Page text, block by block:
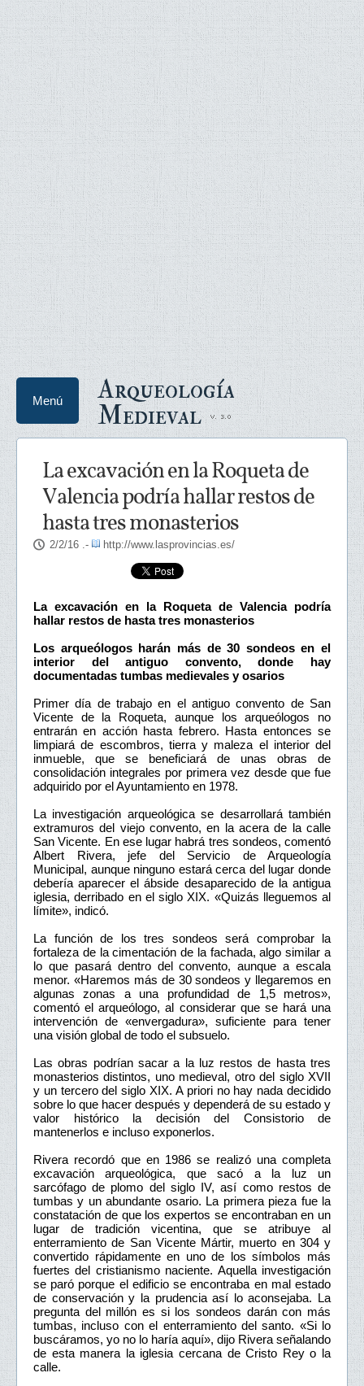
Arqueología
Medieval
Menú
La excavación en la Roqueta de
Valencia podría hallar restos de
hasta tres monasterios
2/2/16 .- http://www.lasprovincias.es/
La excavación en la Roqueta de Valencia podría
hallar restos de hasta tres monasterios
Los arqueólogos harán más de 30 sondeos en el
interior del antiguo convento, donde hay
documentadas tumbas medievales y osarios
Primer día de trabajo en el antiguo convento de San
Vicente de la Roqueta, aunque los arqueólogos no
entrarán en acción hasta febrero. Hasta entonces se
limpiará de escombros, tierra y maleza el interior del
inmueble, que se beneficiará de unas obras de
consolidación integrales por primera vez desde que fue
adquirido por el Ayuntamiento en 1978.
La investigación arqueológica se desarrollará también
extramuros del viejo convento, en la acera de la calle
San Vicente. En ese lugar habrá tres sondeos, comentó
Albert Rivera, jefe del Servicio de Arqueología
Municipal, aunque ninguno estará cerca del lugar donde
debería aparecer el ábside desaparecido de la antigua
iglesia, derribado en el siglo XIX. «Quizás lleguemos al
límite», indicó.
La función de los tres sondeos será comprobar la
fortaleza de la cimentación de la fachada, algo similar a
lo que pasará dentro del convento, aunque a escala
menor. «Haremos más de 30 sondeos y llegaremos en
algunas zonas a una profundidad de 1,5 metros»,
comentó el arqueólogo, al considerar que se hará una
intervención de «envergadura», suficiente para tener
una visión global de todo el subsuelo.
Las obras podrían sacar a la luz restos de hasta tres
monasterios distintos, uno medieval, otro del siglo XVII
y un tercero del siglo XIX. A priori no hay nada decidido
sobre lo que hacer después y dependerá de su estado y
valor histórico la decisión del Consistorio de
mantenerlos e incluso exponerlos.
Rivera recordó que en 1986 se realizó una completa
excavación arqueológica, que sacó a la luz un
sarcófago de plomo del siglo IV, así como restos de
tumbas y un abundante osario. La primera pieza fue la
constatación de que los expertos se encontraban en un
lugar de tradición vicentina, que se atribuye al
enterramiento de San Vicente Mártir, muerto en 304 y
convertido rápidamente en uno de los símbolos más
fuertes del cristianismo naciente. Aquella investigación
se paró porque el edificio se encontraba en mal estado
de conservación y la prudencia así lo aconsejaba. La
pregunta del millón es si los sondeos darán con más
tumbas, incluso con el enterramiento del santo. «Si lo
buscáramos, yo no lo haría aquí», dijo Rivera señalando
de esta manera la iglesia cercana de Cristo Rey o la
calle.